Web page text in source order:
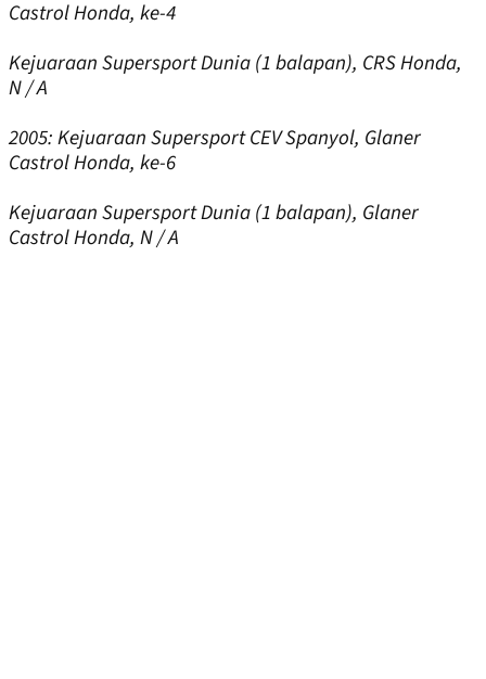
Castrol Honda, ke-4
Kejuaraan Supersport Dunia (1 balapan), CRS Honda,
N / A
2005:Kejuaraan Supersport CEV Spanyol, Glaner
Castrol Honda, ke-6
Kejuaraan Supersport Dunia (1 balapan), Glaner
Castrol Honda, N / A